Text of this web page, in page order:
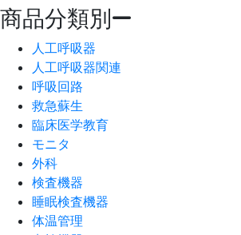
商品分類別
人工呼吸器
人工呼吸器関連
呼吸回路
救急蘇生
臨床医学教育
モニタ
外科
検査機器
睡眠検査機器
体温管理